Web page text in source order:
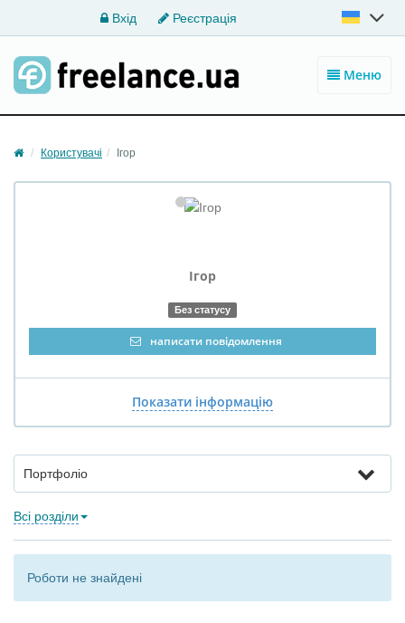
Вхід Реєстрація
Меню
Користувачі Ігор
Ігор
Без статусу
написати повідомлення
Показати інформацію
Портфоліо
Всі розділи
Роботи не знайдені